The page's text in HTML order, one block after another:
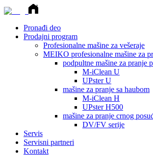
Pronađi deo
Prodajni program
Profesionalne mašine za vešeraje
MEIKO profesionalne mašine za
podpultne mašine za pranje
M-iClean U
UPster U
mašine za pranje sa haubom
M-iClean H
UPster H500
mašine za pranje crnog
DV/FV serije
Servis
Servisni partneri
Kontakt